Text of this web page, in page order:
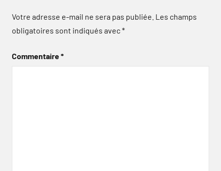
Votre adresse e-mail ne sera pas publiée. Les champs
obligatoires sont indiqués avec*
Commentaire*